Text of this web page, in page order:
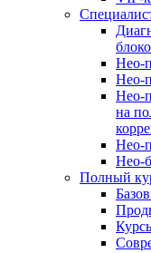
Нео-
Нео-
Нео-
на
Нео-
Нео-
Полный